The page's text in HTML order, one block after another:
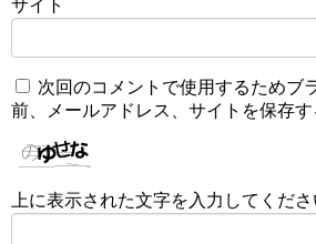
サイト
次回のコメントで使用するためブ
前、メールアドレス、サイトを保存す
上に表示された文字を入力してくださ